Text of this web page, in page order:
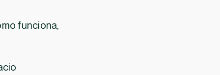
funciona,